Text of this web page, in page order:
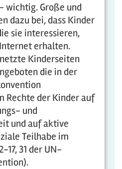
wichtig. Große und
dazu bei, dass Kinder
sie interessieren,
erhalten.
Kinderseiten
die in der
Rechte der Kinder auf
und
und auf aktive
Teilhabe im
17, 31 der UN-